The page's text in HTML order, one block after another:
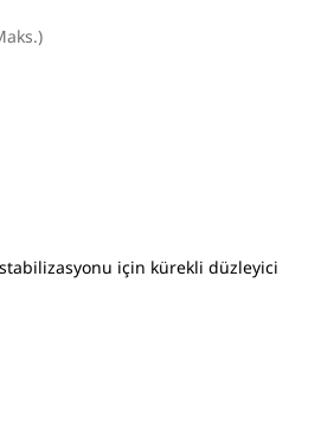
için kürekli düzleyici